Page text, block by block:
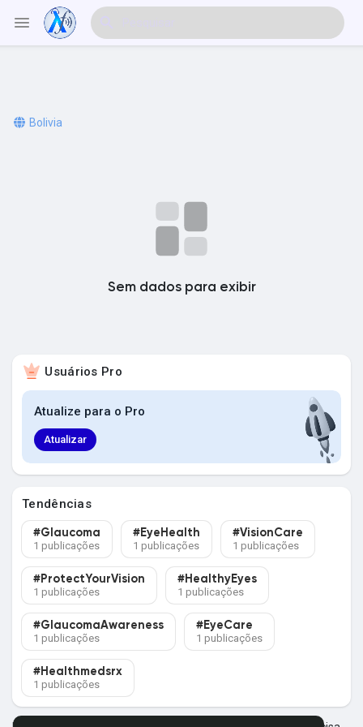
Explorar Artigos & Publicações
Meus Grupos
Páginas Curtidas
Postagens populares
Descubra Novas Postagens
Bolivia
Sem dados para exibir
Usuários Pro
Atualize para o Pro
Atualizar
Tendências
#Glaucoma
1 publicações
#EyeHealth
1 publicações
#VisionCare
1 publicações
#ProtectYourVision
1 publicações
#HealthyEyes
1 publicações
#GlaucomaAwareness
1 publicações
#EyeCare
1 publicações
#Healthmedsrx
1 publicações